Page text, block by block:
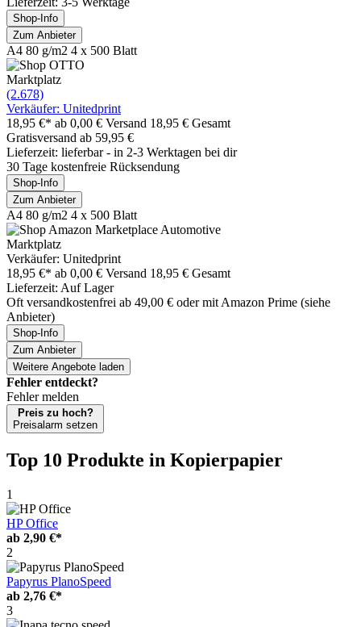
Shop-Info
Zum Anbieter
A4 80 g/m2 4 x 500 Blatt
Marktplatz
(2.678)
Verkäufer: Unitedprint
18,95 €* ab 0,00 € Versand 18,95 € Gesamt
Gratisversand ab 59,95 €
Lieferzeit: lieferbar - in 2-3 Werktagen bei dir
30 Tage kostenfreie Rücksendung
Shop-Info
Zum Anbieter
A4 80 g/m2 4 x 500 Blatt
Marktplatz
Verkäufer: Unitedprint
18,95 €* ab 0,00 € Versand 18,95 € Gesamt
Lieferzeit: Auf Lager
Oft versandkostenfrei ab 49,00 € oder mit Amazon Prime (siehe
Anbieter)
Shop-Info
Zum Anbieter
Weitere Angebote laden
Fehler entdeckt?
Fehler melden
Preis zu hoch?
Preisalarm setzen
Top 10 Produkte in Kopierpapier
1
HP Office
ab 2,90 €*
2
Papyrus PlanoSpeed
ab 2,76 €*
3